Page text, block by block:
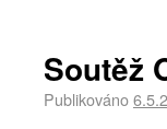
Soutěž
Publikováno